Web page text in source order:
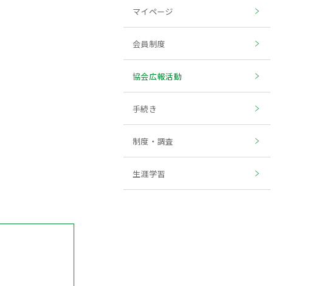
マイページ
会員制度
協会広報活動
手続き
制度・調査
生涯学習